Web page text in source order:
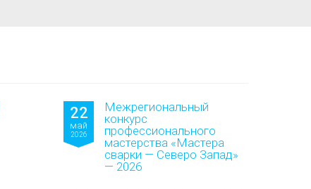
22
май
2026
Межрегиональный
конкурс
профессионального
мастерства «Мастера
сварки — Северо Запад»
— 2026